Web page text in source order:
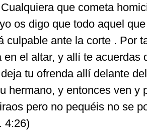
que cometa
os digo que todo aquel
culpable ante la corte . Por
el altar, y allí te acuerdas
tu ofrenda allí delante
hermano, y entonces ven y
pero no pequéis no se
4:26)